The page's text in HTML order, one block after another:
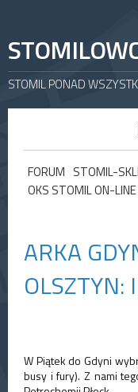
STOMIL PONAD
FORUM STOMIL-
OKS STOMIL ON-LINE
ARKA
OLSZTYN:
W Piątek do Gdyni
busy i fury). Z nami